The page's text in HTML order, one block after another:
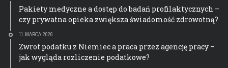
Pakiety medyczne a dostęp do badań profilaktycznych –
czy prywatna opieka zwiększa świadomość zdrowotną?
11 MARCA 2026
Zwrot podatku z Niemiec a praca przez agencję pracy –
jak wygląda rozliczenie podatkowe?